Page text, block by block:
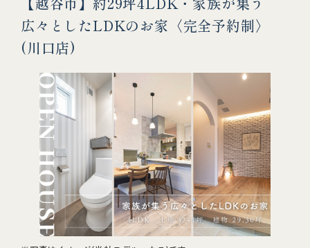
広々としたLDKのお家〈完全予約制〉
(川口店)